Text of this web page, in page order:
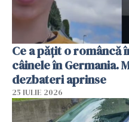
Ce a pățit o româncă
câinele în Germania.
dezbateri aprinse
25 IULIE 2026